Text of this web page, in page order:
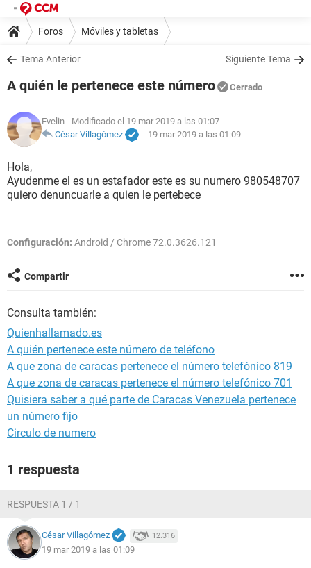
Foros Móviles y tabletas
Tema Anterior Siguiente Tema
A quién le pertenece este número Cerrado
Evelin - Modificado el 19 mar 2019 a las 01:07
César Villagómez
- 19 mar 2019 a las 01:09
Hola,
Ayudenme el es un estafador este es su numero 980548707
quiero denuncuarle a quien le pertebece
Configuración: Android / Chrome 72.0.3626.121
Compartir
Consulta también:
Quienhallamado.es
A quién pertenece este número de teléfono
A que zona de caracas pertenece el número telefónico 819
A que zona de caracas pertenece el número telefónico 701
Quisiera saber a qué parte de Caracas Venezuela pertenece
un número fijo
Circulo de numero
1 respuesta
RESPUESTA 1 / 1
César Villagómez 12.316
19 mar 2019 a las 01:09